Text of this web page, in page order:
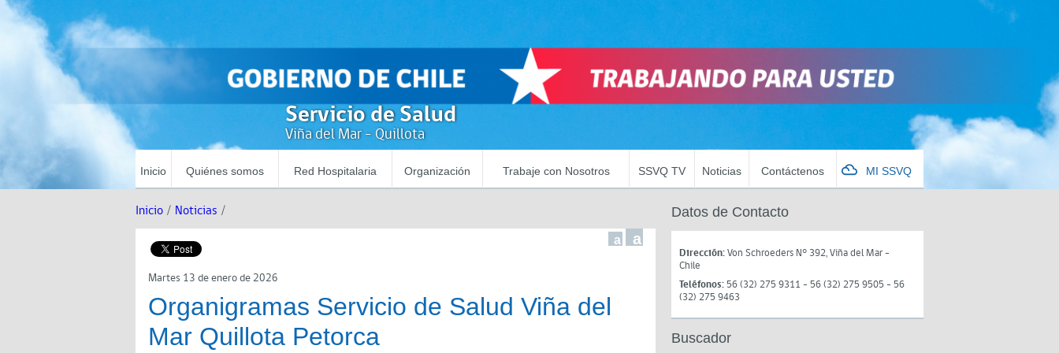
Servicio de Salud
Viña del Mar - Quillota
Inicio Quiénes somos Red Hospitalaria Organización Trabaje con Nosotros SSVQ TV Noticias Contáctenos MI SSVQ
Inicio / Noticias /
a a
Martes 13 de enero de 2026
Organigramas Servicio de Salud Viña del
Mar Quillota Petorca
Datos de Contacto
Dirección:Von Schroeders N° 392, Viña del Mar -
Chile
Teléfonos: 56 (32) 275 9311 - 56 (32) 275 9505 - 56
(32) 275 9463
Buscador